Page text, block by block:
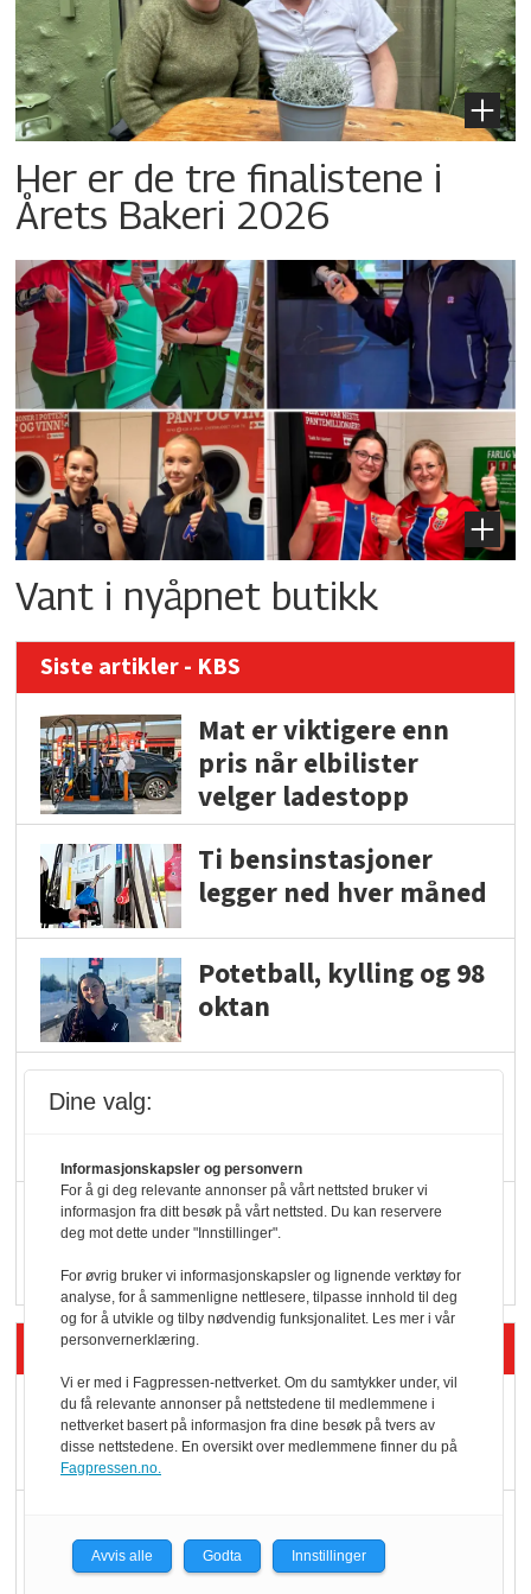
Her er de tre finalistene i
Årets Bakeri 2026
Vant i nyåpnet butikk
Siste artikler - KBS
Mat er viktigere enn
pris når elbilister
velger ladestopp
Ti bensinstasjoner
legger ned hver måned
Potetball, kylling og 98
oktan
Vokser med ferdigmat
i dagligvare
Siste artikler - Butikk i praksis
Rema-flaggskip
dundrer videre
ølsalget
Dine valg:
Informasjonskapsler og personvern
For å gi deg relevante annonser på vårt nettsted bruker vi
informasjon fra ditt besøk på vårt nettsted. Du kan reservere
deg mot dette under "Innstillinger".
For øvrig bruker vi informasjonskapsler og lignende verktøy for
analyse, for å sammenligne nettlesere, tilpasse innhold til deg
og for å utvikle og tilby nødvendig funksjonalitet. Les mer i vår
personvernerklæring.
Vi er med i Fagpressen-nettverket. Om du samtykker under, vil
du få relevante annonser på nettstedene til medlemmene i
nettverket basert på informasjon fra dine besøk på tvers av
disse nettstedene. En oversikt over medlemmene finner du på
Fagpressen.no.
Avvis alle Godta Innstillinger